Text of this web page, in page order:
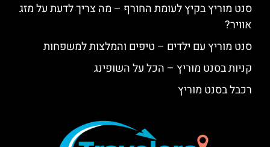
סנט מוריץ בקיץ לעומת החורף – מה צריך לדעת על מזג
אוויר?
סנט מוריץ עם ילדים – טיפים והמלצות למשפחות
קניות בסנט מוריץ – הכל על השופינג
רכבל בסנט מוריץ